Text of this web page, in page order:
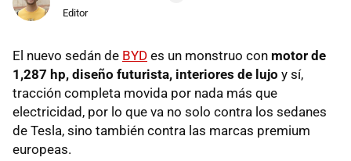
Editor
El nuevo sedán de BYD es un monstruo con motor de
1,287 hp, diseño futurista, interiores de lujo y sí,
tracción completa movida por nada más que
electricidad, por lo que va no solo contra los sedanes
de Tesla, sino también contra las marcas premium
europeas.